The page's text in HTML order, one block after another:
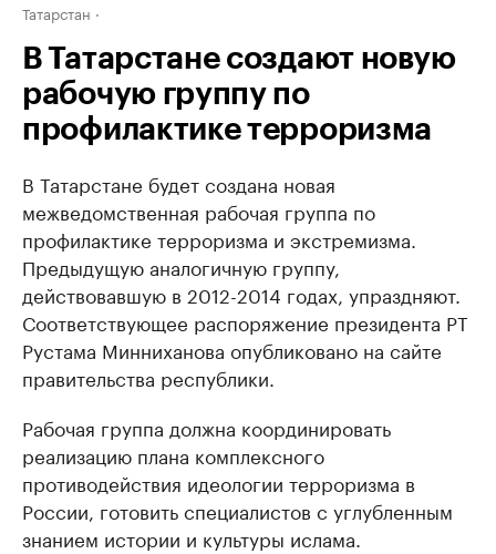
Татарстан
В Татарстане создают новую
рабочую группу по
профилактике терроризма
В Татарстане будет создана новая
межведомственная рабочая группа по
профилактике терроризма и экстремизма.
Предыдущую аналогичную группу,
действовавшую в 2012-2014 годах, упраздняют.
Соответствующее распоряжение президента РТ
Рустама Минниханова опубликовано на сайте
правительства республики.
Рабочая группа должна координировать
реализацию плана комплексного
противодействия идеологии терроризма в
России, готовить специалистов с углубленным
знанием истории и культуры ислама.